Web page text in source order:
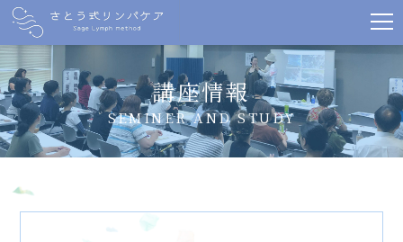
講座情報
SEMINER AND STUDY